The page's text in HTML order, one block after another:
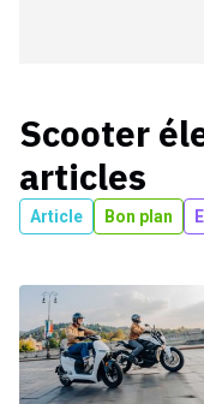
Scooter
articles
Article Bon plan